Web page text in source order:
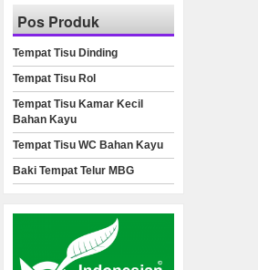
Pos Produk
Tempat Tisu Dinding
Tempat Tisu Rol
Tempat Tisu Kamar Kecil
Bahan Kayu
Tempat Tisu WC Bahan Kayu
Baki Tempat Telur MBG